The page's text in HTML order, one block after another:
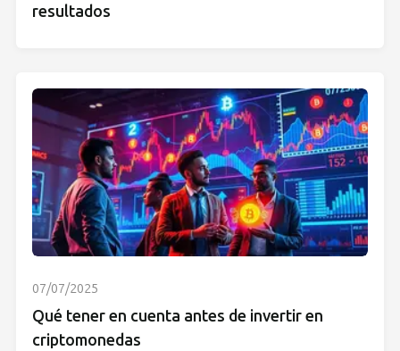
resultados
07/07/2025
Qué tener en cuenta antes de invertir en
criptomonedas